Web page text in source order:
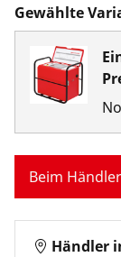
Gewählte
Beim
Händler